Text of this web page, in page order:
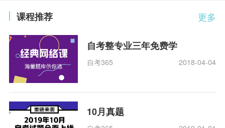
更多
课程推荐
自考整专业三年免费学
自考365 2018-04-04
10月真题